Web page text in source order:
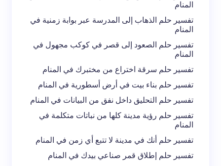
المنام
تفسير حلم الذهاب إلى المدرسة عبر بوابة زمنية في
المنام
تفسير حلم الصعود إلى قصر في كوكب مجهول في
المنام
تفسير حلم سرقة اختراع من مختبرك في المنام
تفسير حلم بناء بيت في أرض أسطورية في المنام
تفسير حلم التحليق داخل نفق من البيانات في المنام
تفسير حلم رؤية مدينة كلها من نباتات متكلمة في
المنام
تفسير حلم أنك في مدينة لا تتبع أي زمن في المنام
تفسير حلم إطلاق قمر صناعي بيدك في المنام